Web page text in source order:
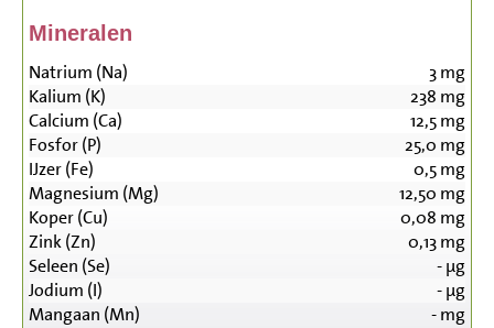
Mineralen
Natrium (Na) 3mg
Kalium (K)
238 mg
Calcium (Ca)
12,5mg
Fosfor (P)
25,0 mg
IJzer (Fe)
0,5mg
Magnesium (Mg)
12,50 mg
Koper (Cu)
0,08 mg
Zink (Zn)
0,13mg
Seleen (Se)
-µg
Jodium (I)
-µg
Mangaan (Mn)
-mg